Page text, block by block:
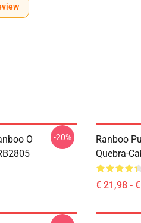
O
-20%
Ranboo
Quebra-
€ 21,98 -